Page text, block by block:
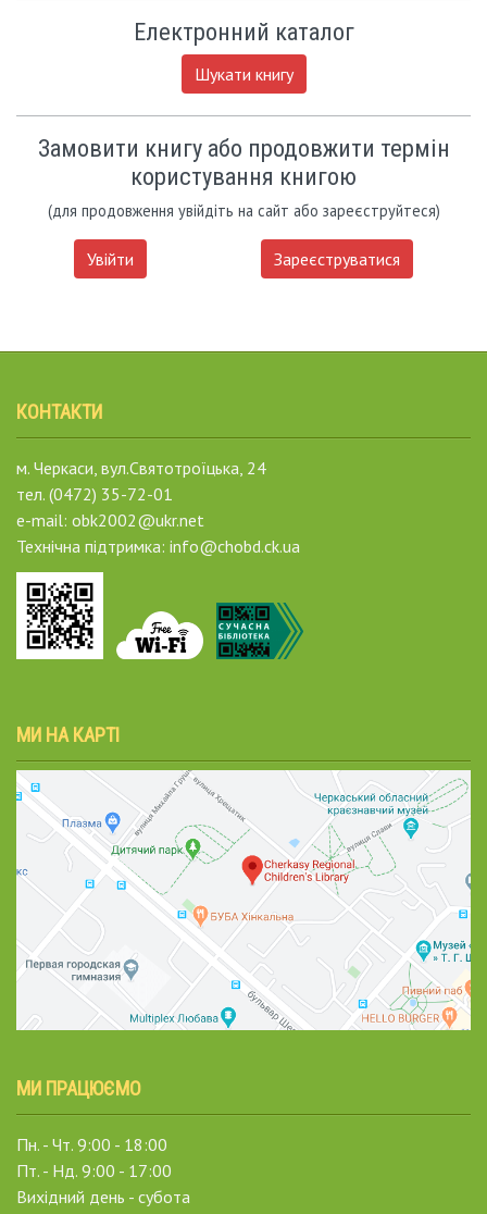
Електронний каталог
Шукати книгу
Замовити книгу або продовжити термін
користування книгою
(для продовження увійдіть на сайт або зареєструйтеся)
Увійти Зареєструватися
КОНТАКТИ
м. Черкаси, вул.Святотроїцька, 24
тел. (0472) 35-72-01
e-mail: obk2002@ukr.net
Технічна підтримка: info@chobd.ck.ua
МИ НА КАРТІ
МИ ПРАЦЮЄМО
Пн. - Чт. 9:00 - 18:00
Пт. - Нд. 9:00 - 17:00
Вихідний день - субота